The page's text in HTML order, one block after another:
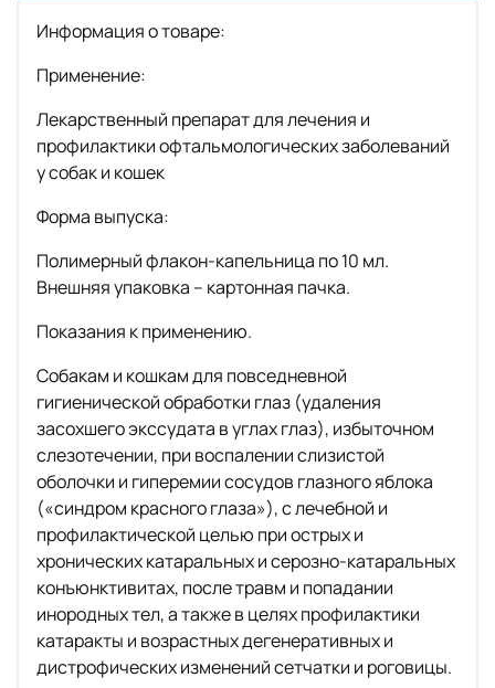
Информация о товаре:
Применение:
Лекарственный препарат для лечения и
профилактики офтальмологических заболеваний
у собак и кошек
Форма выпуска:
Полимерный флакон-капельница по 10 мл.
Внешняя упаковка – картонная пачка.
Показания к применению.
Собакам и кошкам для повседневной
гигиенической обработки глаз (удаления
засохшего экссудата в углах глаз), избыточном
слезотечении, при воспалении слизистой
оболочки и гиперемии сосудов глазного яблока
(«синдром красного глаза»), с лечебной и
профилактической целью при острых и
хронических катаральных и серозно-катаральных
конъюнктивитах, после травм и попадании
инородных тел, а также в целях профилактики
катаракты и возрастных дегенеративных и
дистрофических изменений сетчатки и роговицы.